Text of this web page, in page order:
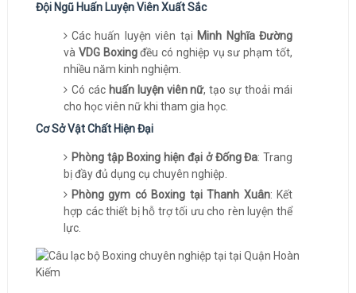
Đội Ngũ Huấn Luyện Viên Xuất Sắc
Các huấn luyện viên tại Minh Nghĩa Đường
và VDG Boxingđều có nghiệp vụ sư phạm tốt,
nhiều năm kinh nghiệm.
Có các huấn luyện viên nữ, tạo sự thoải mái
cho học viên nữ khi tham gia học.
Cơ Sở Vật Chất Hiện Đại
Phòng tập Boxing hiện đại ở Đống Đa: Trang
bị đầy đủ dụng cụ chuyên nghiệp.
Phòng gym có Boxing tại Thanh Xuân: Kết
hợp các thiết bị hỗ trợ tối ưu cho rèn luyện thể
lực.